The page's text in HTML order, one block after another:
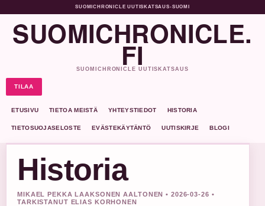
SUOMICHRONICLE UUTISKATSAUS•SUOMI
SUOMICHRONICLE.
FI
SUOMICHRONICLE UUTISKATSAUS
TILAA
ETUSIVU TIETOA MEISTÄ YHTEYSTIEDOT HISTORIA
TIETOSUOJASELOSTE EVÄSTEKÄYTÄNTÖ UUTISKIRJE BLOGI
Historia
MIKAEL PEKKA LAAKSONEN AALTONEN • 2026-03-26 •
TARKISTANUT ELIAS KORHONEN